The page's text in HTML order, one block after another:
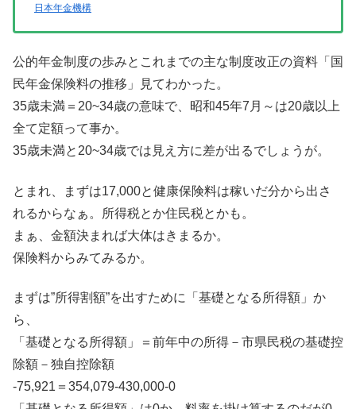
日本年金機構
公的年金制度の歩みとこれまでの主な制度改正の資料「国
民年金保険料の推移」見てわかった。
35歳未満＝20~34歳の意味で、昭和45年7月～は20歳以上
全て定額って事か。
35歳未満と20~34歳では見え方に差が出るでしょうが。
とまれ、まずは17,000と健康保険料は稼いだ分から出さ
れるからなぁ。所得税とか住民税とかも。
まぁ、金額決まれば大体はきまるか。
保険料からみてみるか。
まずは”所得割額”を出すために「基礎となる所得額」か
ら、
「基礎となる所得額」＝前年中の所得－市県民税の基礎控
除額－独自控除額
-75,921＝354,079-430,000-0